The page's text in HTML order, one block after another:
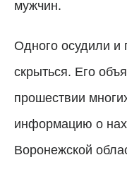
мужчин.
Одного осудили и
скрыться. Его
прошествии
информацию о
Воронежской